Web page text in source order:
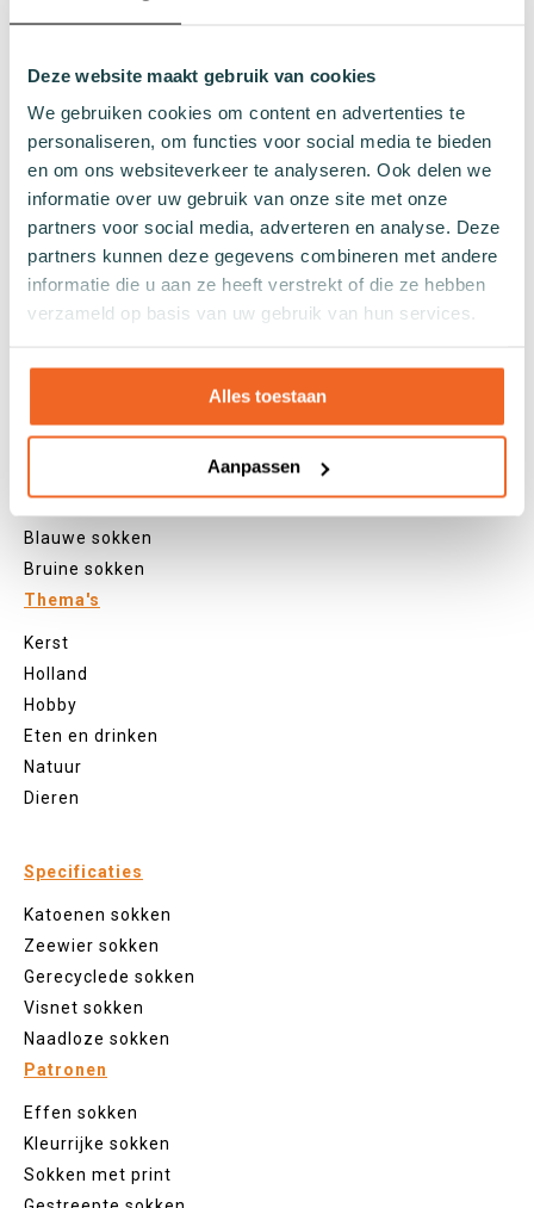
Deze website maakt gebruik van cookies
We gebruiken cookies om content en advertenties te
personaliseren, om functies voor social media te bieden
en om ons websiteverkeer te analyseren. Ook delen we
informatie over uw gebruik van onze site met onze
partners voor social media, adverteren en analyse. Deze
partners kunnen deze gegevens combineren met andere
informatie die u aan ze heeft verstrekt of die ze hebben
verzameld op basis van uw gebruik van hun services.
Alles toestaan
Aanpassen
Quarter sokken
Panty's
Kleuren
Veel kleurige sokken
Witte sokken
Zwarte sokken
Grijze sokken
Gele sokken
Roze sokken
Blauwe sokken
Bruine sokken
Thema's
Kerst
Holland
Hobby
Eten en drinken
Natuur
Dieren
Specificaties
Katoenen sokken
Zeewier sokken
Gerecyclede sokken
Visnet sokken
Naadloze sokken
Patronen
Effen sokken
Kleurrijke sokken
Sokken met print